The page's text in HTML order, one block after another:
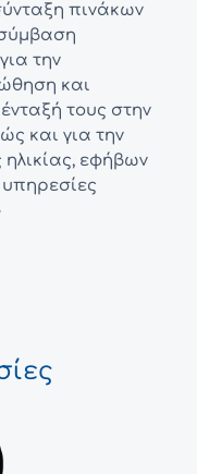
πινάκων
την
και
τους στην
και για την
εφήβων